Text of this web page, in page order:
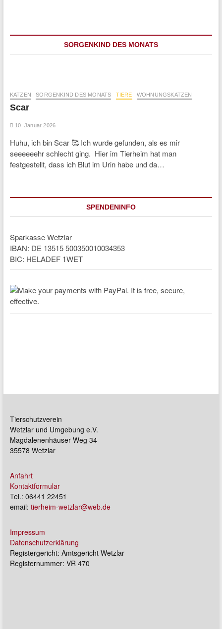
SORGENKIND DES MONATS
KATZEN SORGENKIND DES MONATS TIERE WOHNUNGSKATZEN
Scar
10. Januar 2026
Huhu, ich bin Scar 🥰 Ich wurde gefunden, als es mir
seeeeeehr schlecht ging. Hier im Tierheim hat man
festgestellt, dass ich Blut im Urin habe und da…
SPENDENINFO
Sparkasse Wetzlar
IBAN: DE 13515 500350010034353
BIC: HELADEF 1WET
Tierschutzverein
Wetzlar und Umgebung e.V.
Magdalenenhäuser Weg 34
35578 Wetzlar
Anfahrt
Kontaktformular
Tel.: 06441 22451
email: tierheim-wetzlar@web.de
Impressum
Datenschutzerklärung
Registergericht: Amtsgericht Wetzlar
Registernummer: VR 470